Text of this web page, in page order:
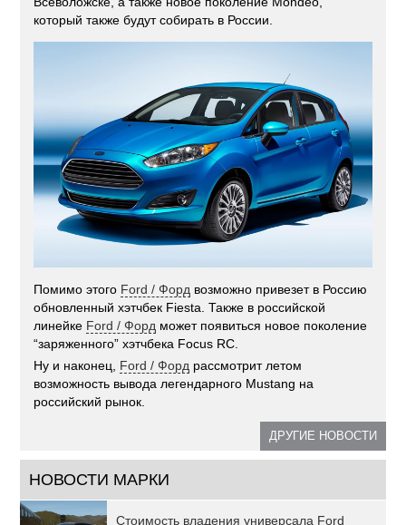
который также будут собирать в России.
Помимо этого Ford / Форд возможно привезет в Россию
обновленный хэтчбек Fiesta. Также в российской
линейке Ford / Форд может появиться новое поколение
“заряженного” хэтчбека Focus RC.
Ну и наконец, Ford / Форд рассмотрит летом
возможность вывода легендарного Mustang на
российский рынок.
ДРУГИЕ НОВОСТИ
НОВОСТИ МАРКИ
Стоимость владения универсала Ford